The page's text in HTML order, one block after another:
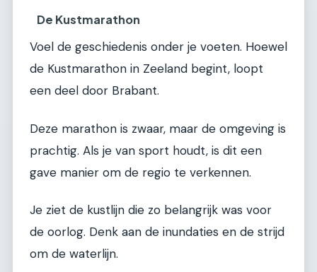
De Kustmarathon
Voel de geschiedenis onder je voeten. Hoewel
de Kustmarathon in Zeeland begint, loopt
een deel door Brabant.
Deze marathon is zwaar, maar de omgeving is
prachtig. Als je van sport houdt, is dit een
gave manier om de regio te verkennen.
Je ziet de kustlijn die zo belangrijk was voor
de oorlog. Denk aan de inundaties en de strijd
om de waterlijn.